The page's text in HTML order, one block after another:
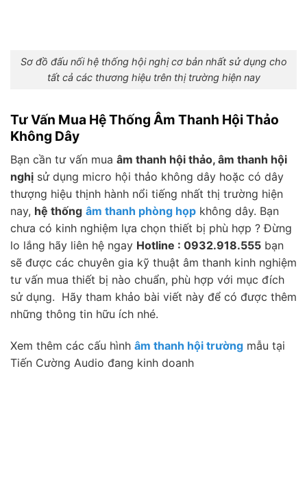
Sơ đồ đấu nối hệ thống hội nghị cơ bản nhất sử dụng cho
tất cả các thương hiệu trên thị trường hiện nay
Tư Vấn Mua Hệ Thống Âm Thanh Hội Thảo
Không Dây
Bạn cần tư vấn mua âm thanh hội thảo, âm thanh hội
nghị sử dụng micro hội thảo không dây hoặc có dây
thượng hiệu thịnh hành nổi tiếng nhất thị trường hiện
nay, hệ thống âm thanh phòng họp không dây. Bạn
chưa có kinh nghiệm lựa chọn thiết bị phù hợp ? Đừng
lo lắng hãy liên hệ ngay Hotline : 0932.918.555 bạn
sẽ được các chuyên gia kỹ thuật âm thanh kinh nghiệm
tư vấn mua thiết bị nào chuẩn, phù hợp với mục đích
sử dụng. Hãy tham khảo bài viết này để có được thêm
những thông tin hữu ích nhé.
Xem thêm các cấu hình âm thanh hội trường mẫu tại
Tiến Cường Audio đang kinh doanh